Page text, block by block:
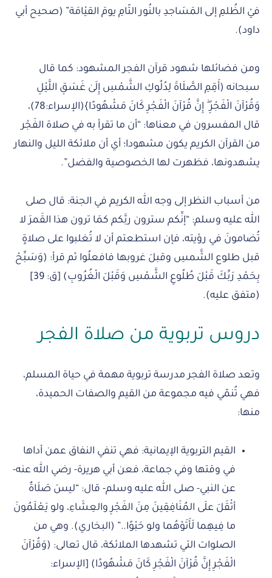
فيْ الظُلمِ إلى المَسَاجدِ بالنُور التّامِ يومَ القيْامَة” (صحيح أبي
داود).
ومن فضائلها شهود قرآن الفجر المشهود: كما قال
سبحانه (أَقِمِ الصَّلَاةَ لِدُلُوكِ الشَّمْسِ إِلَىٰ غَسَقِ اللَّيْلِ
وَقُرْآنَ الْفَجْرِ ۖ إِنَّ قُرْآنَ الْفَجْرِ كَانَ مَشْهُودًا}(الإسراء:78)،
قال المفسرون في معناها: “أن ما تقرأ به في صلاة الفَجْر
من القرآن الكريم يكون مشهودا؛ أي أن ملائكة الليل والنهار
يشهدونها، فظهرت لها الخصوصية والفضل”.
من أسباب النظر إلى وجه الله الكريم في الجنة: قال صلى
الله عليه وسلم: “إنِّكم سترون ربَّكم كمَا ترون هذا القَمرَ لا
تُضامونَ في رؤيته، فإن استطعتم أن لا تُغلبوا على صلاةٍ
قبل طلوع الشَّمسِ وقبلَ غروبها فافعلُوا ثم قرأ: (وَسَبِّحْ
(متفق عليه).
دروس تربوية من صلاة الفجر
وتعد صلاة الفجر مدرسة تربوية مهمة في حياة المسلم،
فهي تُنمّي فيه مجموعة من القيم والصفات الحميدة،
منها:
القيم التربوية الإيمانية: فهي تنفي النفاق عمن أداها
في وقتها وفي جماعة، فعن أبي هريرة- رضي الله عنه-
عن النبي- صلى الله عليه وسلم- قال: “ليسَ صَلَاةٌ
أثْقَلَ علَى المُنَافِقِينَ مِنَ الفَجْرِ والعِشَاءِ، ولو يَعْلَمُونَ
ما فِيهِما لَأَتَوْهُما ولو حَبْوًا..” (البخاري). وهي من
الصلوات التي تشهدها الملائكة، قال تعالى: (وَقُرْآنَ
الْفَجْرِ إِنَّ قُرْآنَ الْفَجْرِ كَانَ مَشْهُودًا) [الإسراء: